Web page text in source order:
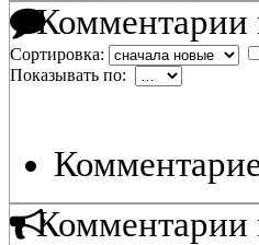
Комментарии
Сортировка:
Показывать по:
Комментарии